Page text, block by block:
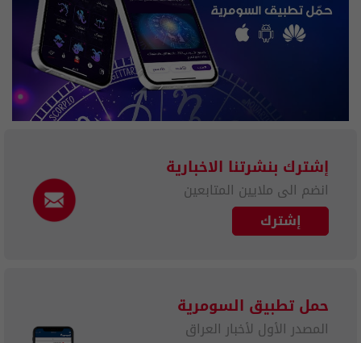
إشترك بنشرتنا الاخبارية
انضم الى ملايين المتابعين
إشترك
حمل تطبيق السومرية
المصدر الأول لأخبار العراق